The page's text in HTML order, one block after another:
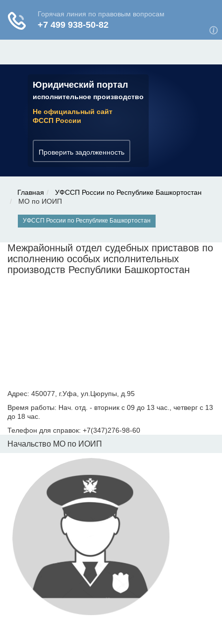
Юридический портал
исполнительное производство
Не официальный сайт
ФССП России
Проверить задолженность
✆ 7 (800) 350-22-64
Главная
УФССП России по Республике Башкортостан
МО по ИОИП
УФССП России по Республике Башкортостан
Межрайонный отдел судебных приставов по
исполнению особых исполнительных
производств Республики Башкортостан
Адрес: 450077, г.Уфа, ул.Цюрупы, д.95
Время работы: Нач. отд. - вторник с 09 до 13 час., четверг с 13
до 18 час.
Телефон для справок: +7(347)276-98-60
Начальство МО по ИОИП